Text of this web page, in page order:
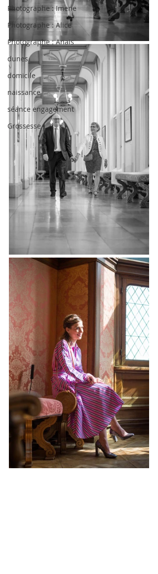
Photographe : Imene
Photographe : Alice
Photographe : Anais
dunes
domicile
naissance
séance engagement
Grossesse